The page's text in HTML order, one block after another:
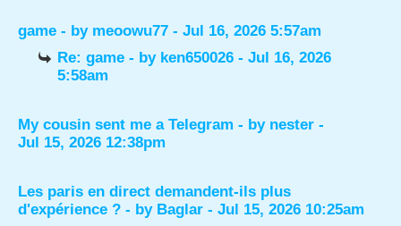
game - by meoowu77 - Jul 16, 2026 5:57am
Re: game - by ken650026 - Jul 16, 2026
5:58am
My cousin sent me a Telegram - by nester -
Jul 15, 2026 12:38pm
Les paris en direct demandent-ils plus
d'expérience ? - by Baglar - Jul 15, 2026 10:25am